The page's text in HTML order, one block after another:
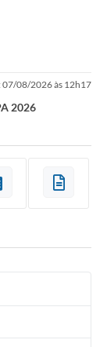
07/08/2026 às 12h17
2026